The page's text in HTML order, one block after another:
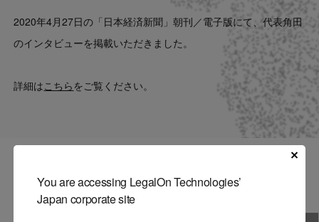
LegalOn Now
Contact
You are accessing LegalOn Technologies’
Japan corporate site
2020年4月27日の「日本経済新聞」朝刊／電子版にて、代表角田
のインタビューを掲載いただきました。
詳細はこちら をご覧ください。
関連記事